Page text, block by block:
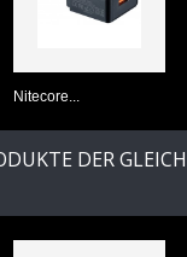
Nitecore...
DER